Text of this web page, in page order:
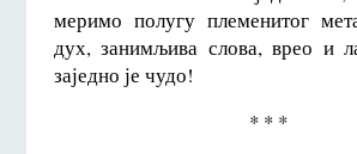
меримо полугу племенитог
дух, занимљива слова, врео и
заједно је чудо!
* * *